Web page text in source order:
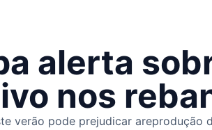
alerta
nos
verão pode prejudicar